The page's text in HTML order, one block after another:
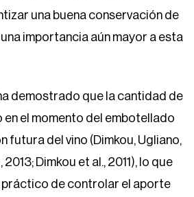
una buena conservación de
importancia aún mayor a esta
demostrado que la cantidad de
en el momento del embotellado
futura del vino (Dimkou, Ugliano,
2013; Dimkou et al., 2011), lo que
práctico de controlar el aporte